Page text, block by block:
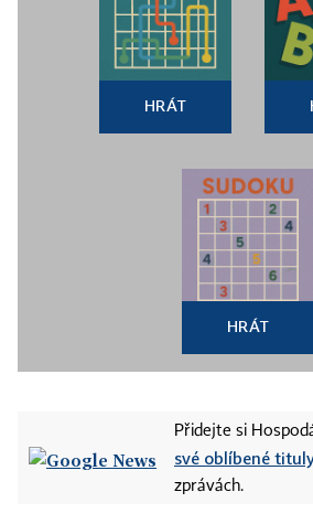
HRÁT
HRÁT
Přidejte si
své oblíbené
zprávách.